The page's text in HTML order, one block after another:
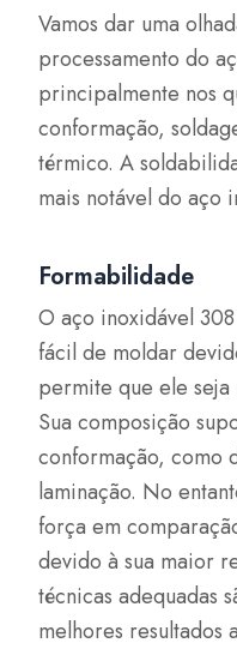
Vamos dar uma
processamento do
principalmente nos
conformação,
térmico. A
mais notável do aço
Formabilidade
O aço inoxidável
fácil de moldar
permite que ele seja
Sua composição
conformação, como
laminação. No
força em
devido à sua maior
técnicas adequadas
melhores resultados